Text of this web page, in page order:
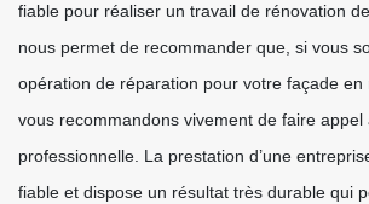
fiable pour réaliser un travail de rénovation
nous permet de recommander que, si vous
opération de réparation pour votre façade en
vous recommandons vivement de faire
professionnelle. La prestation d’une
fiable et dispose un résultat très durable qui